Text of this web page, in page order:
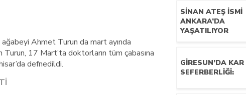
Ahmet Turun da mart ayında
17 Mart’ta doktorların tüm çabasına
defnedildi.
SINAN ATEŞ İSMI
ANKARA’DA
YAŞATILIYOR
GIRESUN’DA KAR
SEFERBERLIĞI: